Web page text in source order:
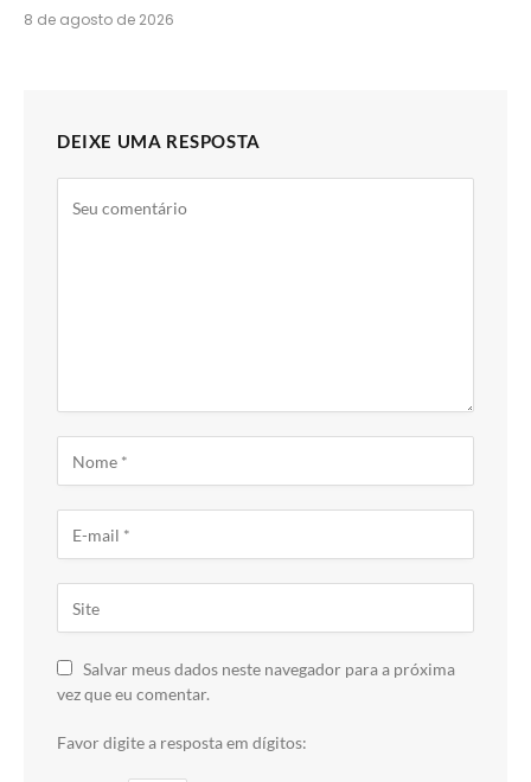
8 de agosto de 2026
DEIXE UMA RESPOSTA
Salvar meus dados neste navegador para a próxima
vez que eu comentar.
Favor digite a resposta em dígitos: